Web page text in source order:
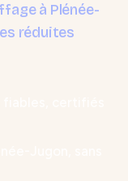
à Plénée-
réduites